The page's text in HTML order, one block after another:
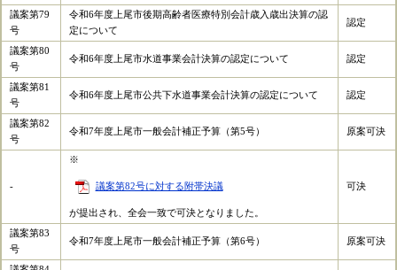
議案第79
号
令和6年度上尾市後期高齢者医療特別会計歳入歳出決算の認
定について
認定
議案第80
号
令和6年度上尾市水道事業会計決算の認定について 認定
議案第81
号
令和6年度上尾市公共下水道事業会計決算の認定について 認定
議案第82
号
令和7年度上尾市一般会計補正予算（第5号） 原案可決
-
※
議案第82号に対する附帯決議
が提出され、全会一致で可決となりました。
可決
議案第83
号
令和7年度上尾市一般会計補正予算（第6号） 原案可決